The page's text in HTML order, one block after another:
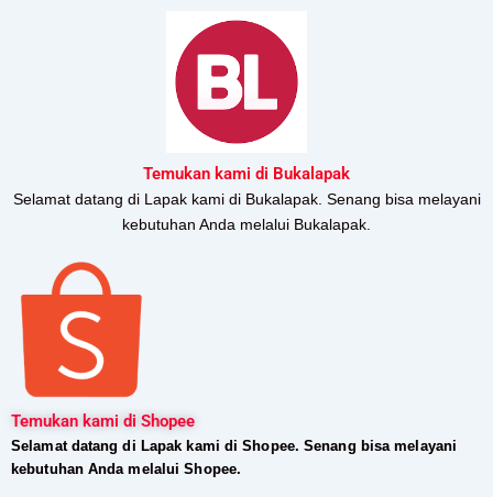
Temukan kami di Bukalapak
Selamat datang di Lapak kami di Bukalapak. Senang bisa melayani
kebutuhan Anda melalui Bukalapak.
Temukan kami di Shopee
Selamat datang di Lapak kami di Shopee. Senang bisa melayani
kebutuhan Anda melalui Shopee.